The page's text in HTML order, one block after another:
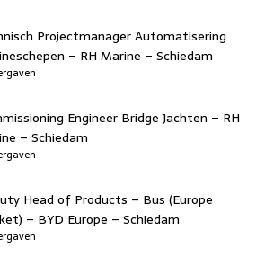
Projectmanager Automatisering
– RH Marine – Schiedam
Engineer Bridge Jachten – RH
– Schiedam
Head of Products – Bus (Europe
– BYD Europe – Schiedam